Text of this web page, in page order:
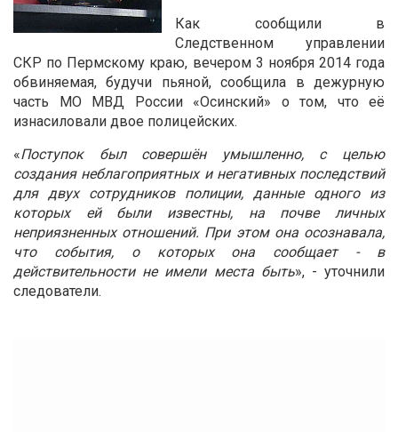
Как сообщили в
Следственном управлении
СКР по Пермскому краю, вечером 3 ноября 2014 года
обвиняемая, будучи пьяной, сообщила в дежурную
часть МО МВД России «Осинский» о том, что её
изнасиловали двое полицейских.
«Поступок был совершён умышленно, с целью
создания неблагоприятных и негативных последствий
для двух сотрудников полиции, данные одного из
которых ей были известны, на почве личных
неприязненных отношений. При этом она осознавала,
что события, о которых она сообщает - в
действительности не имели места быть», - уточнили
следователи.